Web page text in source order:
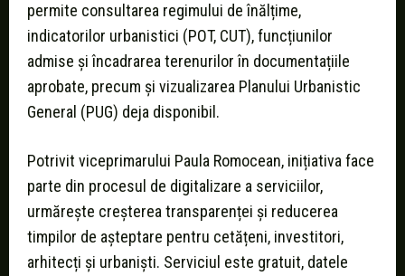
permite consultarea regimului de înălțime,
indicatorilor urbanistici (POT, CUT), funcțiunilor
admise și încadrarea terenurilor în documentațiile
aprobate, precum și vizualizarea Planului Urbanistic
General (PUG) deja disponibil.
Potrivit viceprimarului Paula Romocean, inițiativa face
parte din procesul de digitalizare a serviciilor,
urmărește creșterea transparenței și reducerea
timpilor de așteptare pentru cetățeni, investitori,
arhitecți și urbaniști. Serviciul este gratuit, datele